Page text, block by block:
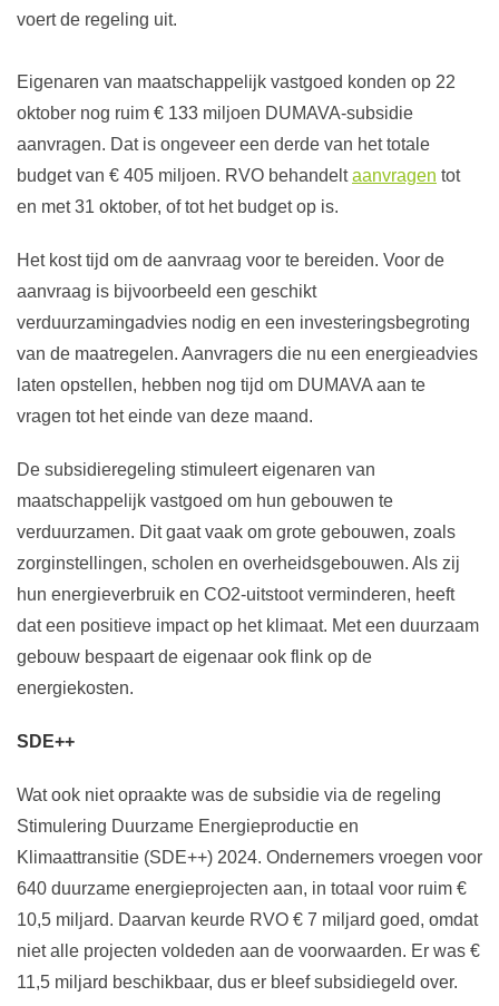
voert de regeling uit.
Eigenaren van maatschappelijk vastgoed konden op 22
oktober nog ruim € 133 miljoen DUMAVA-subsidie
aanvragen. Dat is ongeveer een derde van het totale
budget van € 405 miljoen. RVO behandeltaanvragen tot
en met 31 oktober, of tot het budget op is.
Het kost tijd om de aanvraag voor te bereiden. Voor de
aanvraag is bijvoorbeeld een geschikt
verduurzamingadvies nodig en een investeringsbegroting
van de maatregelen. Aanvragers die nu een energieadvies
laten opstellen, hebben nog tijd om DUMAVA aan te
vragen tot het einde van deze maand.
De subsidieregeling stimuleert eigenaren van
maatschappelijk vastgoed om hun gebouwen te
verduurzamen. Dit gaat vaak om grote gebouwen, zoals
zorginstellingen, scholen en overheidsgebouwen. Als zij
hun energieverbruik en CO2-uitstoot verminderen, heeft
dat een positieve impact op het klimaat. Met een duurzaam
gebouw bespaart de eigenaar ook flink op de
energiekosten.
SDE++
Wat ook niet opraakte was de subsidie via de regeling
Stimulering Duurzame Energieproductie en
Klimaattransitie (SDE++) 2024. Ondernemers vroegen voor
640 duurzame energieprojecten aan, in totaal voor ruim €
10,5 miljard. Daarvan keurde RVO € 7 miljard goed, omdat
niet alle projecten voldeden aan de voorwaarden. Er was €
11,5 miljard beschikbaar, dus er bleef subsidiegeld over.